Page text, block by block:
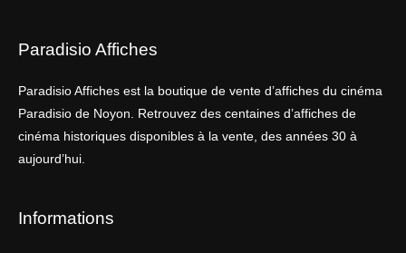
Paradisio Affiches
Paradisio Affiches est la boutique de vente d’affiches du cinéma
Paradisio de Noyon. Retrouvez des centaines d’affiches de
cinéma historiques disponibles à la vente, des années 30 à
aujourd’hui.
Informations